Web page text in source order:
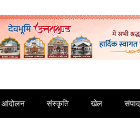
आंदोलन संस्कृति खेल